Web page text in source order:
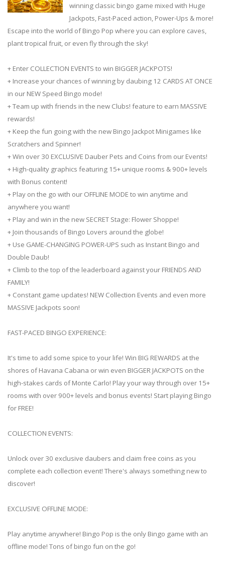
winning classic bingo game mixed with Huge
Jackpots, Fast-Paced action, Power-Ups & more!
Escape into the world of Bingo Pop where you can explore caves,
plant tropical fruit, or even fly through the sky!
+ Enter COLLECTION EVENTS to win BIGGER JACKPOTS!
+ Increase your chances of winning by daubing 12 CARDS AT ONCE
in our NEW Speed Bingo mode!
+ Team up with friends in the new Clubs! feature to earn MASSIVE
rewards!
+ Keep the fun going with the new Bingo Jackpot Minigames like
Scratchers and Spinner!
+ Win over 30 EXCLUSIVE Dauber Pets and Coins from our Events!
+ High-quality graphics featuring 15+ unique rooms & 900+ levels
with Bonus content!
+ Play on the go with our OFFLINE MODE to win anytime and
anywhere you want!
+ Play and win in the new SECRET Stage: Flower Shoppe!
+ Join thousands of Bingo Lovers around the globe!
+ Use GAME-CHANGING POWER-UPS such as Instant Bingo and
Double Daub!
+ Climb to the top of the leaderboard against your FRIENDS AND
FAMILY!
+ Constant game updates! NEW Collection Events and even more
MASSIVE Jackpots soon!
FAST-PACED BINGO EXPERIENCE:
It's time to add some spice to your life! Win BIG REWARDS at the
shores of Havana Cabana or win even BIGGER JACKPOTS on the
high-stakes cards of Monte Carlo! Play your way through over 15+
rooms with over 900+ levels and bonus events! Start playing Bingo
for FREE!
COLLECTION EVENTS:
Unlock over 30 exclusive daubers and claim free coins as you
complete each collection event! There's always something new to
discover!
EXCLUSIVE OFFLINE MODE:
Play anytime anywhere! Bingo Pop is the only Bingo game with an
offline mode! Tons of bingo fun on the go!